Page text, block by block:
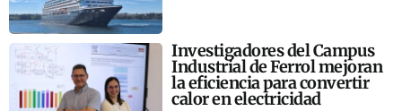
Investigadores del Campus
Industrial de Ferrol mejoran
la eficiencia para convertir
calor en electricidad